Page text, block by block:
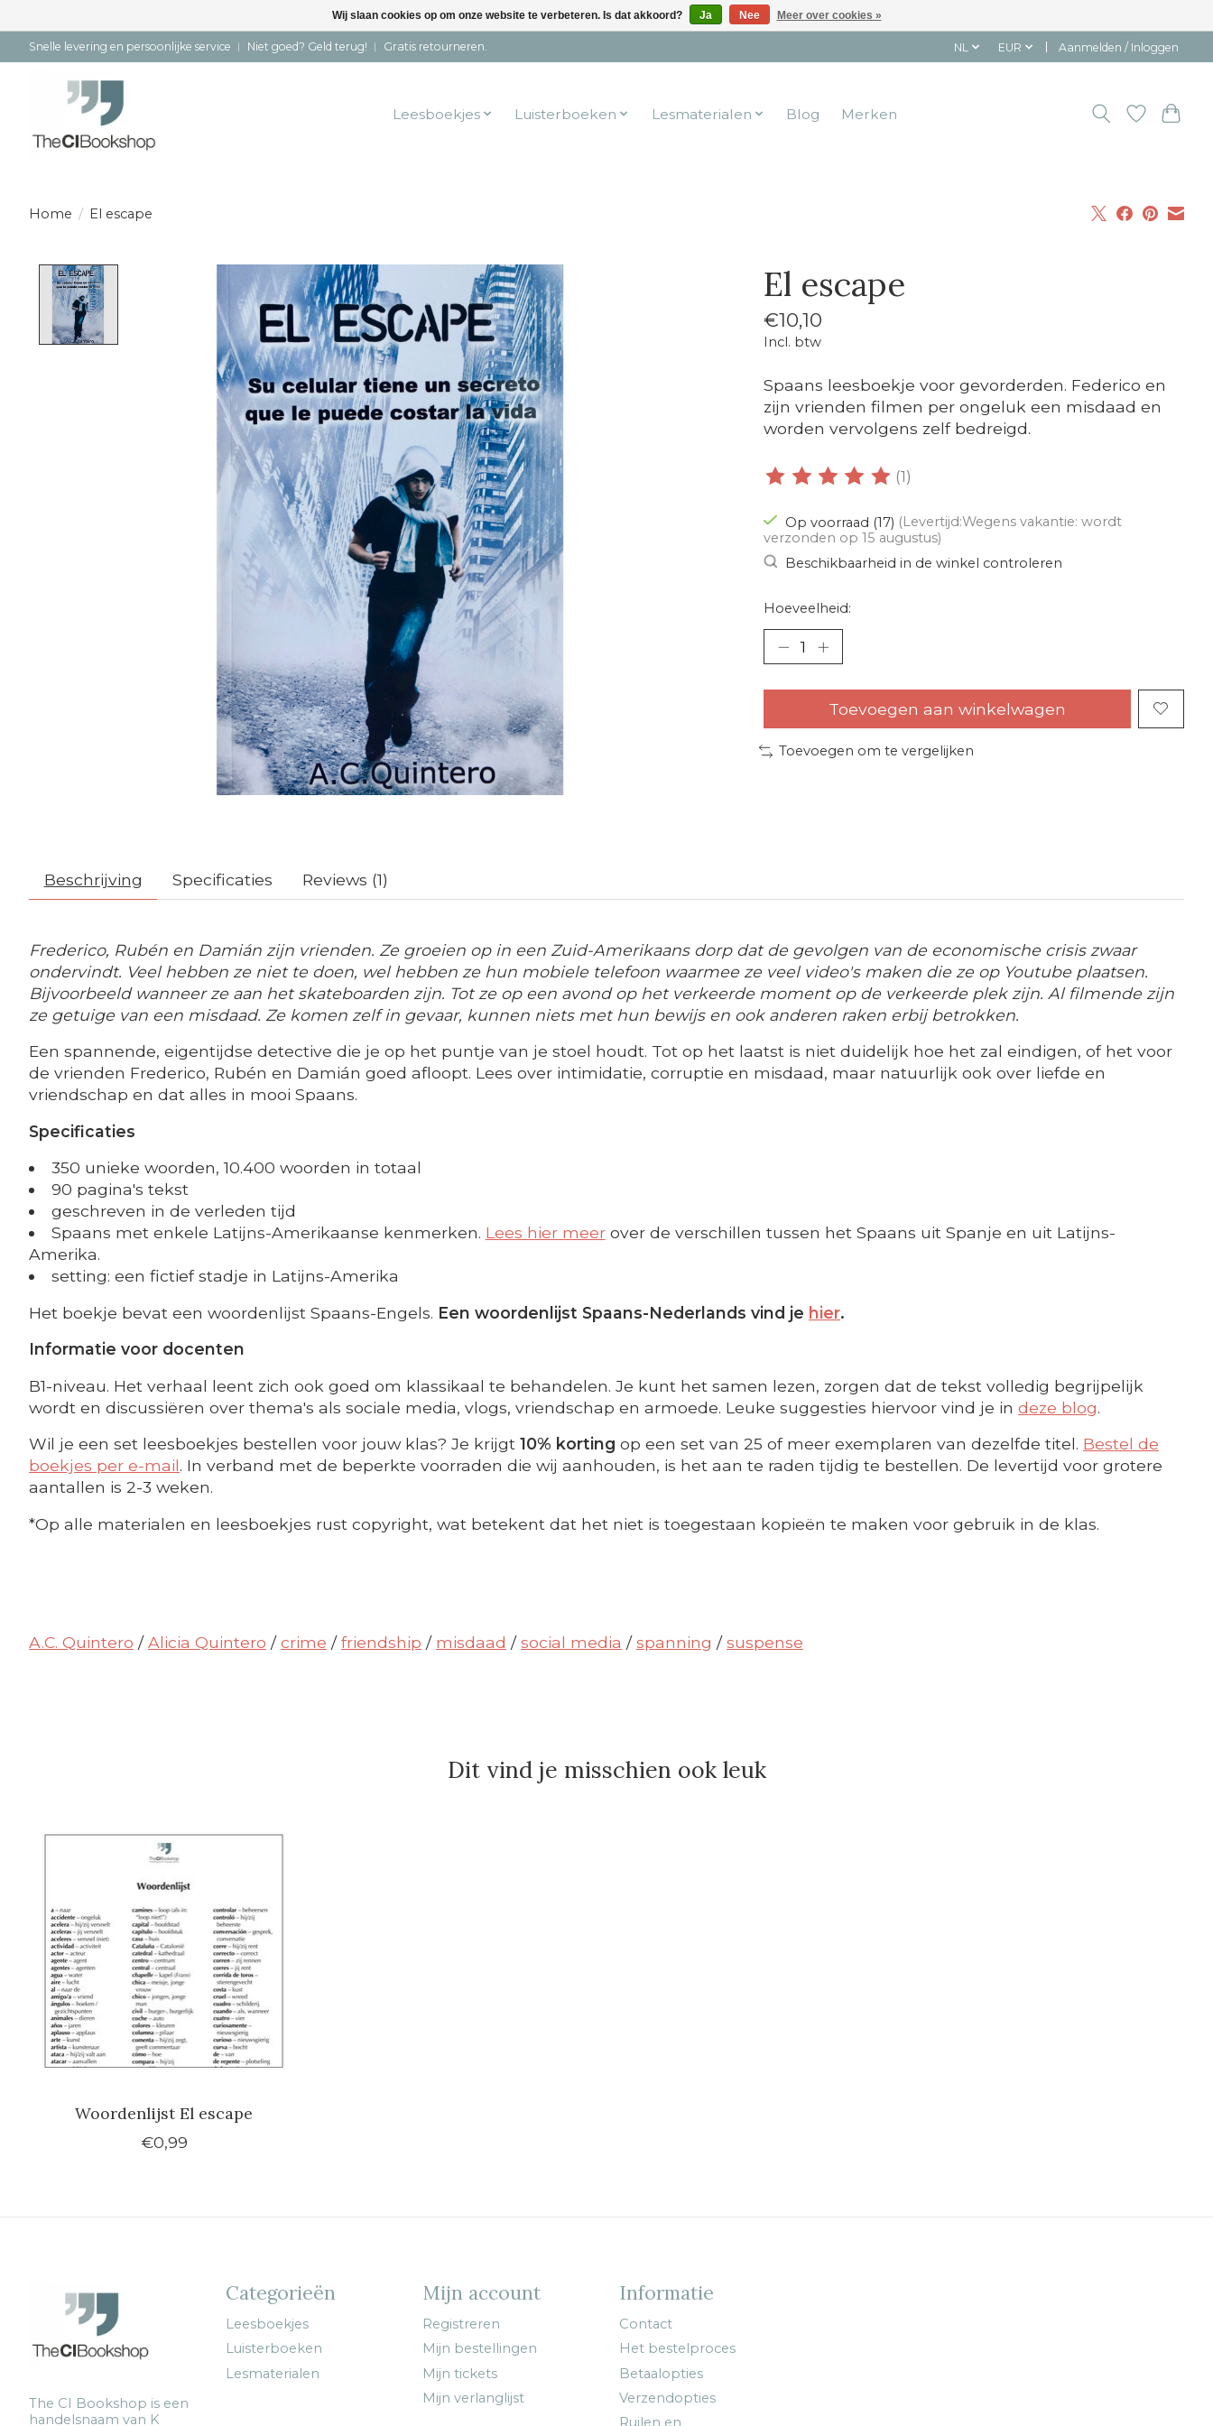
Snelle levering en persoonlijke service ︱ Niet goed? Geld terug! ︱ Gratis retourneren. NL EUR Aanmelden / Inloggen
Leesboekjes Luisterboeken Lesmaterialen Blog Merken
Home / El escape
Product image slideshow Items El escape
€10,10
Incl. btw
Spaans leesboekje voor gevorderden. Federico en
zijn vrienden filmen per ongeluk een misdaad en
worden vervolgens zelf bedreigd.
De beoordeling van dit product is
(1)
Op voorraad (17) (Levertijd:Wegens vakantie: wordt
verzonden op 15 augustus)
Beschikbaarheid in de winkel controleren
Hoeveelheid:
Toevoegen aan winkelwagen
Toevoegen om te vergelijken
Beschrijving Specificaties Reviews (1)
Frederico, Rubén en Damián zijn vrienden. Ze groeien op in een Zuid-Amerikaans dorp dat de gevolgen van de economische crisis zwaar
ondervindt. Veel hebben ze niet te doen, wel hebben ze hun mobiele telefoon waarmee ze veel video's maken die ze op Youtube plaatsen.
Bijvoorbeeld wanneer ze aan het skateboarden zijn. Tot ze op een avond op het verkeerde moment op de verkeerde plek zijn. Al filmende zijn
ze getuige van een misdaad. Ze komen zelf in gevaar, kunnen niets met hun bewijs en ook anderen raken erbij betrokken.
Een spannende, eigentijdse detective die je op het puntje van je stoel houdt. Tot op het laatst is niet duidelijk hoe het zal eindigen, of het voor
de vrienden Frederico, Rubén en Damián goed afloopt. Lees over intimidatie, corruptie en misdaad, maar natuurlijk ook over liefde en
vriendschap en dat alles in mooi Spaans.
Specificaties
350 unieke woorden, 10.400 woorden in totaal
90 pagina's tekst
geschreven in de verleden tijd
Spaans met enkele Latijns-Amerikaanse kenmerken. Lees hier meerover de verschillen tussen het Spaans uit Spanje en uit Latijns-
Amerika.
setting: een fictief stadje in Latijns-Amerika
Het boekje bevat een woordenlijst Spaans-Engels. Een woordenlijst Spaans-Nederlands vind je hier.
Informatie voor docenten
B1-niveau. Het verhaal leent zich ook goed om klassikaal te behandelen. Je kunt het samen lezen, zorgen dat de tekst volledig begrijpelijk
wordt en discussiëren over thema's als sociale media, vlogs, vriendschap en armoede. Leuke suggesties hiervoor vind je in deze blog.
Wil je een set leesboekjes bestellen voor jouw klas? Je krijgt 10% korting op een set van 25 of meer exemplaren van dezelfde titel. Bestel de
boekjes per e-mail. In verband met de beperkte voorraden die wij aanhouden, is het aan te raden tijdig te bestellen. De levertijd voor grotere
aantallen is 2-3 weken.
*Op alle materialen en leesboekjes rust copyright, wat betekent dat het niet is toegestaan kopieën te maken voor gebruik in de klas.
A.C. Quintero /Alicia Quintero /crime /friendship / misdaad /social media /spanning /suspense
Dit vind je misschien ook leuk
Woordenlijst El escape
€0,99
The CI Bookshop is een
handelsnaam van K
Categorieën
Leesboekjes
Luisterboeken
Lesmaterialen
Mijn account
Registreren
Mijn bestellingen
Mijn tickets
Mijn verlanglijst
Informatie
Contact
Het bestelproces
Betaalopties
Verzendopties
Ruilen en
Wij slaan cookies op om onze website te verbeteren. Is dat akkoord? Ja Nee Meer over cookies »